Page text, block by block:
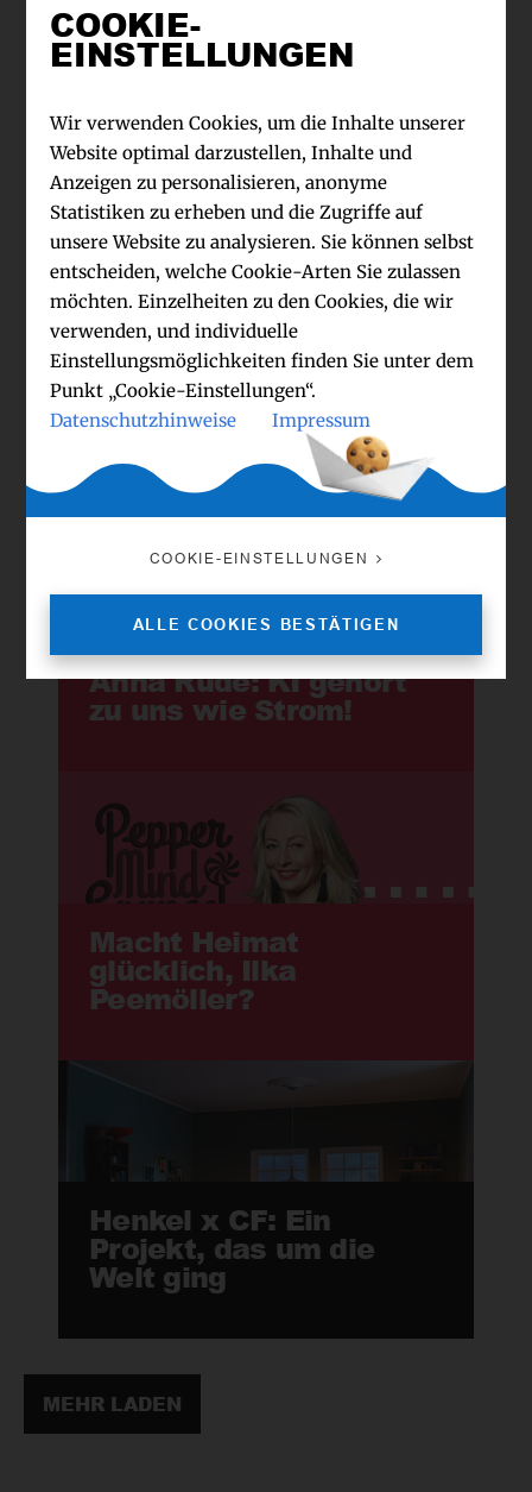
Digital-Trend 26: Voice
first! Immer weniger
Deutsche tippen bei
search & messaging
Talking Search – und
Marken sind darauf
nicht vorbereitet
Anna Rüde: KI gehört
zu uns wie Strom!
Macht Heimat
glücklich, Ilka
Peemöller?
Henkel x CF: Ein
Projekt, das um die
Welt ging
MEHR LADEN
COOKIE-
EINSTELLUNGEN
Wir verwenden Cookies, um die Inhalte unserer
Website optimal darzustellen, Inhalte und
Anzeigen zu personalisieren, anonyme
Statistiken zu erheben und die Zugriffe auf
unsere Website zu analysieren. Sie können selbst
entscheiden, welche Cookie-Arten Sie zulassen
möchten. Einzelheiten zu den Cookies, die wir
verwenden, und individuelle
Einstellungsmöglichkeiten finden Sie unter dem
Punkt „Cookie-Einstellungen“.
Datenschutzhinweise
Impressum
COOKIE-EINSTELLUNGEN
ALLE COOKIES BESTÄTIGEN